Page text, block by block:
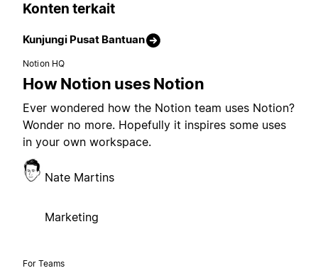
Konten terkait
Kunjungi Pusat Bantuan
Notion HQ
How Notion uses Notion
Ever wondered how the Notion team uses Notion?
Wonder no more. Hopefully it inspires some uses
in your own workspace.
Nate Martins
Marketing
For Teams